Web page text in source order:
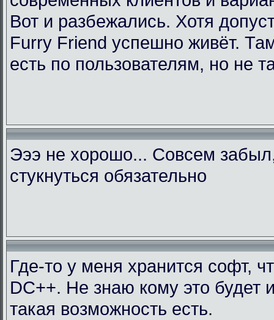
Вот и разбежались. Хотя
Furry Friend успешно живёт.
есть по пользователям, но не
Эээ не хорошо... Совсем
стукнуться обязательно
Где-то у меня хранится софт,
DC++. Не знаю кому это будет
такая возможность есть.